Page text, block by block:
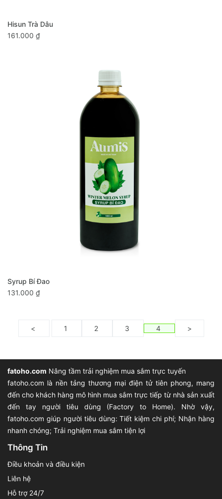
Hisun Trà Dâu
161.000 ₫
Syrup Bí Đao
131.000 ₫
< 1 2 3 4 >
fatoho.com Nâng tầm trải nghiệm mua sắm trực tuyến
fatoho.com là nền tảng thương mại điện tử tiên phong, mang
đến cho khách hàng mô hình mua sắm trực tiếp từ nhà sản xuất
đến tay người tiêu dùng (Factory to Home). Nhờ vậy,
fatoho.com giúp người tiêu dùng: Tiết kiệm chi phí; Nhận hàng
nhanh chóng; Trải nghiệm mua sắm tiện lợi
Thông Tin
Điều khoản và điều kiện
Liên hệ
Hỗ trợ 24/7